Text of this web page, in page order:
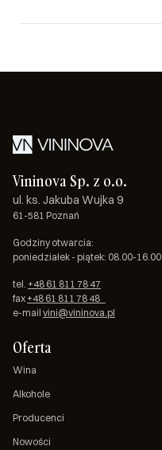
Vininova Sp. z o.o.
ul. ks. Jakuba Wujka 9
61-581 Poznań
Godziny otwarcia:
poniedziałek - piątek: 08.00-16.00
tel. +48 61 811 78 47
fax +48 61 811 78 48
e-mail vini@vininova.pl
Oferta
Wina
Alkohole
Producenci
Nowości